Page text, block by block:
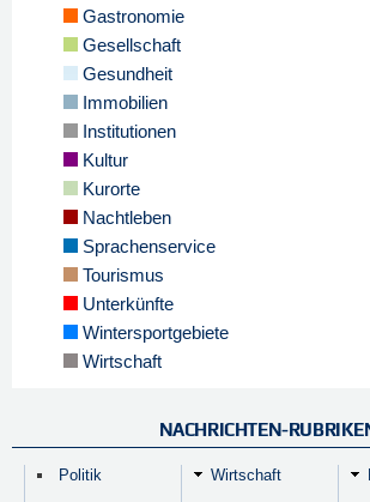
Gastronomie
Gesellschaft
Gesundheit
Immobilien
Institutionen
Kultur
Kurorte
Nachtleben
Sprachenservice
Tourismus
Unterkünfte
Wintersportgebiete
Wirtschaft
NACHRICHTEN-
Politik Wirtschaft